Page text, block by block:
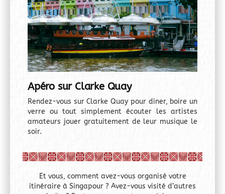
Apéro sur Clarke Quay
Rendez-vous sur Clarke Quay pour diner, boire un
verre ou tout simplement écouter les artistes
amateurs jouer gratuitement de leur musique le
soir.
Et vous, comment avez-vous organisé votre
itinéraire à Singapour ? Avez-vous visité d’autres